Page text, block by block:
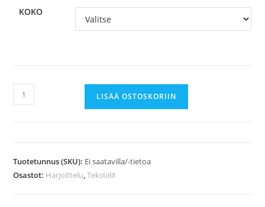
KOKO
Harjoituspaita,
jääkiekko
LISÄÄ OSTOSKORIIN
Tuotetunnus (SKU): Ei saatavilla/-tietoa
Osastot: Harjoittelu,Tekstiilit